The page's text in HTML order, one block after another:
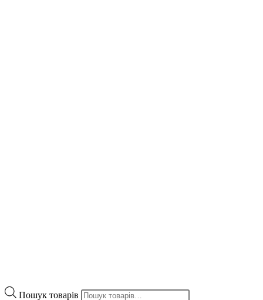
Пошук товарів